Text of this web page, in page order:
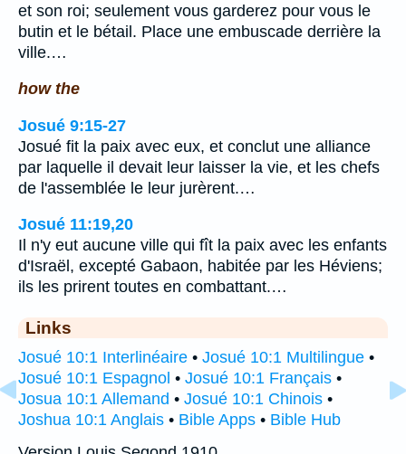
et son roi; seulement vous garderez pour vous le
butin et le bétail. Place une embuscade derrière la
ville.…
how the
Josué 9:15-27
Josué fit la paix avec eux, et conclut une alliance
par laquelle il devait leur laisser la vie, et les chefs
de l'assemblée le leur jurèrent.…
Josué 11:19,20
Il n'y eut aucune ville qui fît la paix avec les enfants
d'Israël, excepté Gabaon, habitée par les Héviens;
ils les prirent toutes en combattant.…
Links
Josué 10:1 Interlinéaire • Josué 10:1 Multilingue •
Josué 10:1 Espagnol • Josué 10:1 Français •
Josua 10:1 Allemand • Josué 10:1 Chinois •
Joshua 10:1 Anglais • Bible Apps • Bible Hub